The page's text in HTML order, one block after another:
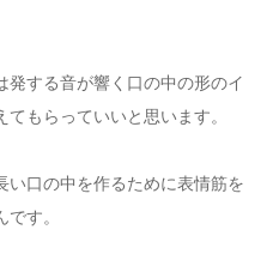
発する音が響く口の中の形のイ
もらっていいと思います。
い口の中を作るために表情筋を
す。